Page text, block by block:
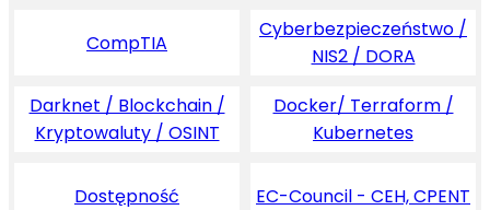
CompTIA
Cyberbezpieczeństwo /
NIS2 / DORA
Darknet / Blockchain /
Kryptowaluty / OSINT
Docker/ Terraform /
Kubernetes
Dostępność EC-Council - CEH, CPENT